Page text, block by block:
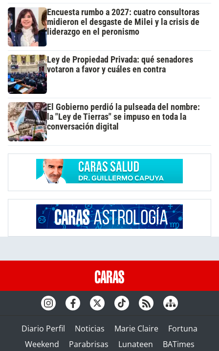
Encuesta rumbo a 2027: cuatro consultoras
midieron el desgaste de Milei y la crisis de
liderazgo en el peronismo
Ley de Propiedad Privada: qué senadores
votaron a favor y cuáles en contra
El Gobierno perdió la pulseada del nombre:
la "Ley de Tierras" se impuso en toda la
conversación digital
Diario Perfil Noticias Marie Claire
Fortuna
Weekend
Parabrisas Lunateen BATimes